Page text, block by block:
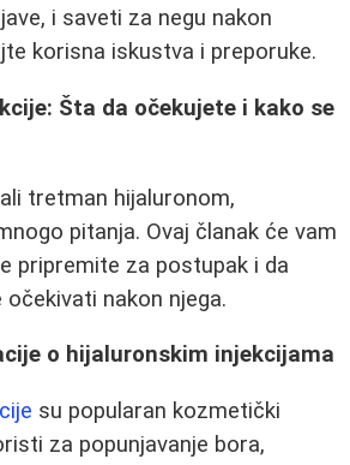
i saveti za negu nakon
korisna iskustva i preporuke.
Šta da očekujete i kako se
tretman hijaluronom,
pitanja. Ovaj članak će vam
pripremite za postupak i da
nakon njega.
o hijaluronskim injekcijama
su popularan kozmetički
za popunjavanje bora,